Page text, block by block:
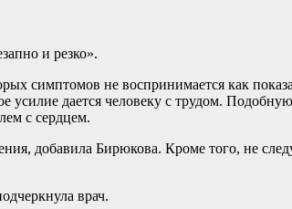
и резко».
симптомов не воспринимается как
дается человеку с трудом.
с сердцем.
добавила Бирюкова. Кроме того, не
врач.